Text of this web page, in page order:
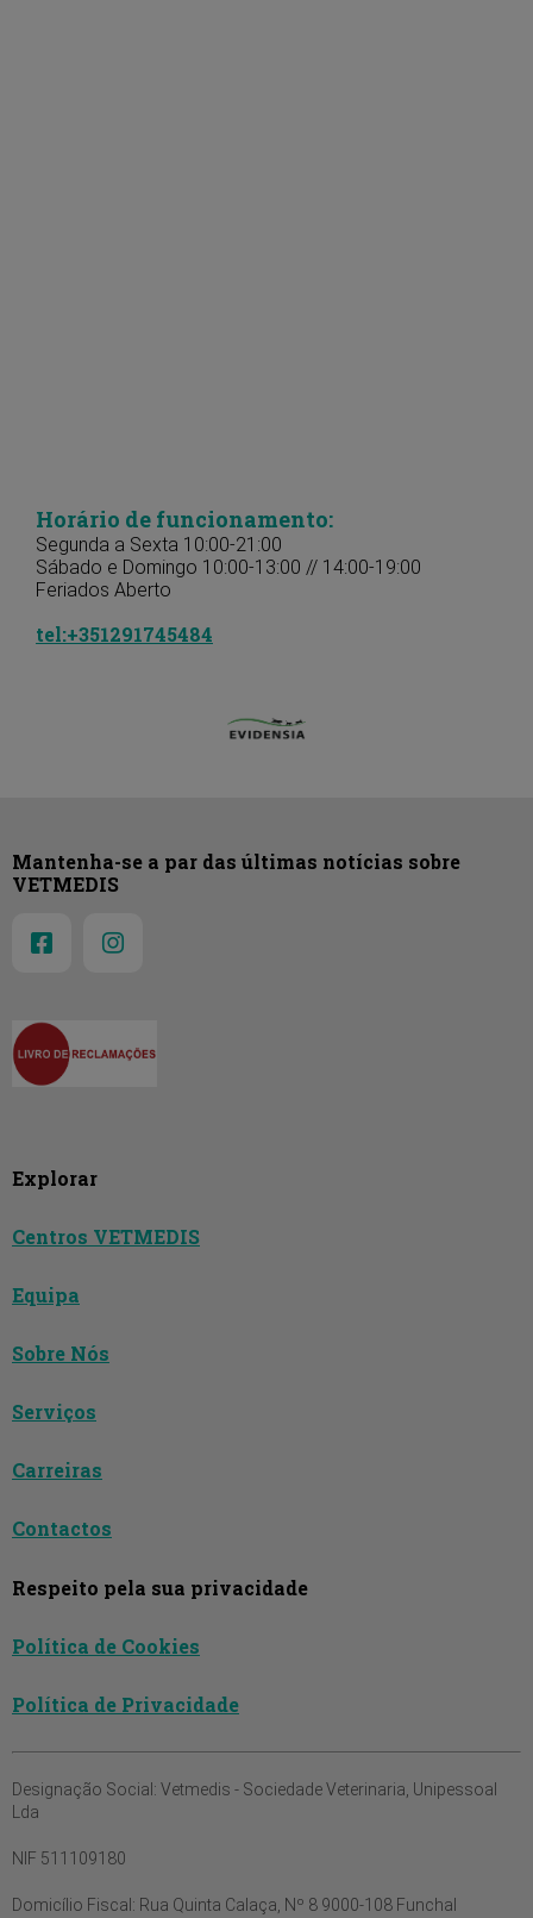
Horário de funcionamento:
Segunda a Sexta 10:00-21:00
Sábado e Domingo 10:00-13:00 // 14:00-19:00
Feriados Aberto
tel:+351291745484
Explorar
Centros VETMEDIS
Equipa
Sobre Nós
Serviços
Carreiras
Contactos
Respeito pela sua privacidade
Política de Cookies
Política de Privacidade
Mantenha-se a par das últimas notícias sobre
VETMEDIS
Designação Social: Vetmedis - Sociedade Veterinaria, Unipessoal
Lda
NIF 511109180
Domicílio Fiscal: Rua Quinta Calaça, Nº 8 9000-108 Funchal